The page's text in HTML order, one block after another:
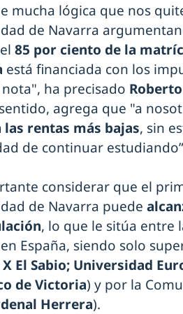
mucha lógica que nos
de Navarra
85 por ciento de la
está financiada con los
ha precisado
agrega que "a
las rentas más bajas, sin
de continuar
considerar que el
de Navarra puede
, lo que le sitúa entre
España, siendo solo
El Sabio; Universidad
de Victoria) y por la
Herrera).